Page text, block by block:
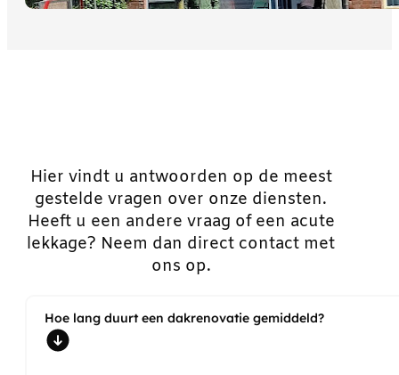
Hier vindt u antwoorden op de meest
gestelde vragen over onze diensten.
Heeft u een andere vraag of een acute
lekkage? Neem dan direct contact met
ons op.
Hoe lang duurt een dakrenovatie gemiddeld?